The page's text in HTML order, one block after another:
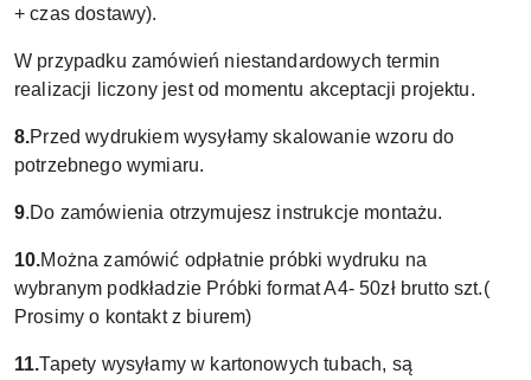
+ czas dostawy).
W przypadku zamówień niestandardowych termin
realizacji liczony jest od momentu akceptacji projektu.
8.Przed wydrukiem wysyłamy skalowanie wzoru do
potrzebnego wymiaru.
9.Do zamówienia otrzymujesz instrukcje montażu.
10.Można zamówić odpłatnie próbki wydruku na
wybranym podkładzie Próbki format A4- 50zł brutto szt.(
Prosimy o kontakt z biurem)
11.Tapety wysyłamy w kartonowych tubach, są